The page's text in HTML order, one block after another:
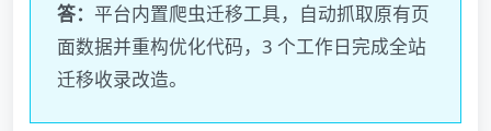
答： 平台内置爬虫迁移工具，自动抓取原有页
面数据并重构优化代码，3 个工作日完成全站
迁移收录改造。